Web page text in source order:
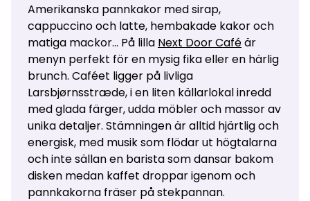
Amerikanska pannkakor med sirap,
cappuccino och latte, hembakade kakor och
matiga mackor... På lilla Next Door Caféär
menyn perfekt för en mysig fika eller en härlig
brunch. Caféet ligger på livliga
Larsbjørnsstræde, i en liten källarlokal inredd
med glada färger, udda möbler och massor av
unika detaljer. Stämningen är alltid hjärtlig och
energisk, med musik som flödar ut högtalarna
och inte sällan en barista som dansar bakom
disken medan kaffet droppar igenom och
pannkakorna fräser på stekpannan.